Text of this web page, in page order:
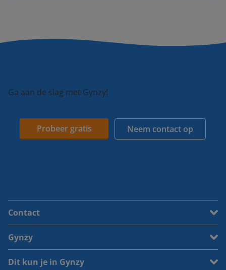
Ga aan de slag met Gynzy!
Probeer gratis Neem contact op
Contact
Gynzy
Dit kun je in Gynzy